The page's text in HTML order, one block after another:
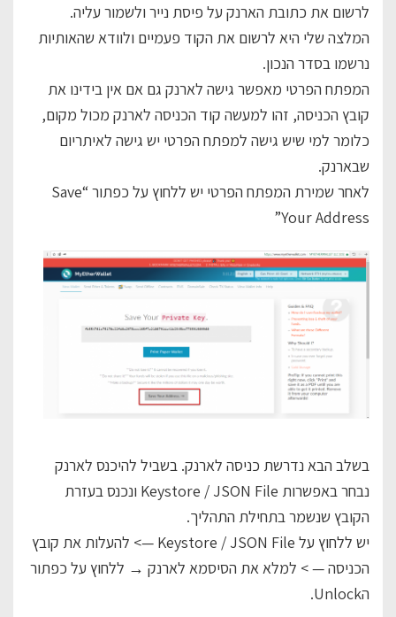
לרשום את כתובת הארנק על פיסת נייר ולשמור עליה.
המלצה שלי היא לרשום את הקוד פעמיים ולוודא שהאותיות
נרשמו בסדר הנכון.
המפתח הפרטי מאפשר גישה לארנק גם אם אין בידינו את
קובץ הכניסה, זהו למעשה קוד הכניסה לארנק מכול מקום,
כלומר למי שיש גישה למפתח הפרטי יש גישה לאיתריום
שבארנק.
לאחר שמירת המפתח הפרטי יש ללחוץ על כפתור “Save
Your Address”
בשלב הבא נדרשת כניסה לארנק. בשביל להיכנס לארנק
נבחר באפשרות Keystore / JSON File ונכנס בעזרת
הקובץ שנשמר בתחילת התהליך.
יש ללחוץ על Keystore / JSON File —> להעלות את קובץ
הכניסה — > למלא את הסיסמא לארנק → ללחוץ על כפתור
הUnlock.